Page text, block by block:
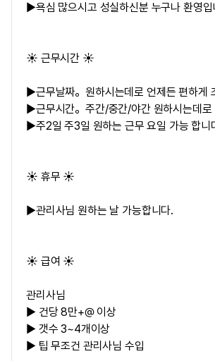
▶욕심 많으시고 성실하신분 누구나 환영입
☀️ 근무시간 ☀️
▶근무날짜。원하시는데로 언제든 편하게
▶근무시간。주간/중간/야간 원하시는데로
▶주2일 주3일 원하는 근무 요일 가능 합니
☀️ 휴무 ☀️
▶관리사님 원하는 날 가능합니다.
☀️ 급여 ☀️
관리사님
▶ 건당 8만+@ 이상
▶ 갯수 3~4개이상
▶ 팁 무조건 관리사님 수입